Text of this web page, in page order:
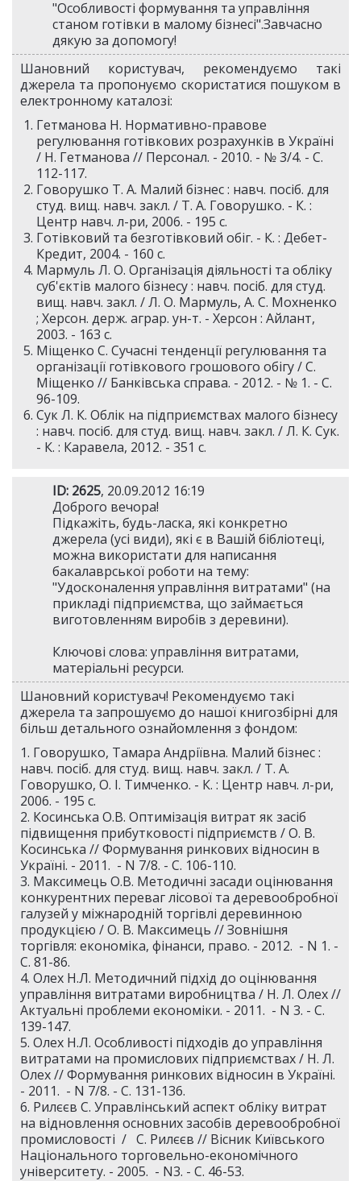
"Особливості формування та управління
станом готівки в малому бізнесі".Завчасно
дякую за допомогу!
Шановний користувач, рекомендуємо такі
джерела та пропонуємо скористатися пошуком в
електронному каталозі:
Гетманова Н. Нормативно-правове
регулювання готівкових розрахунків в Україні
/ Н. Гетманова // Персонал. - 2010. - № 3/4. - С.
112-117.
Говорушко Т. А. Малий бізнес : навч. посіб. для
студ. вищ. навч. закл. / Т. А. Говорушко. - К. :
Центр навч. л-ри, 2006. - 195 с.
Готівковий та безготівковий обіг. - К. : Дебет-
Кредит, 2004. - 160 c.
Мармуль Л. О. Організація діяльності та обліку
суб'єктів малого бізнесу : навч. посіб. для студ.
вищ. навч. закл. / Л. О. Мармуль, А. С. Мохненко
; Херсон. держ. аграр. ун-т. - Херсон : Айлант,
2003. - 163 с.
Міщенко С. Сучасні тенденції регулювання та
організації готівкового грошового обігу / С.
Міщенко // Банківська справа. - 2012. - № 1. - С.
96-109.
Сук Л. К. Облік на підприємствах малого бізнесу
: навч. посіб. для студ. вищ. навч. закл. / Л. К. Сук.
- К. : Каравела, 2012. - 351 с.
ID: 2625, 20.09.2012 16:19
Доброго вечора!
Підкажіть, будь-ласка, які конкретно
джерела (усі види), які є в Вашій бібліотеці,
можна використати для написання
бакалаврської роботи на тему:
"Удосконалення управління витратами" (на
прикладі підприємства, що займається
виготовленням виробів з деревини).
Ключові слова: управління витратами,
матеріальні ресурси.
Шановний користувач! Рекомендуємо такі
джерела та запрошуємо до нашої книгозбірні для
більш детального ознайомлення з фондом:
1. Говорушко, Тамара Андріївна. Малий бізнес :
навч. посіб. для студ. вищ. навч. закл. / Т. А.
Говорушко, О. І. Тимченко. - К. : Центр навч. л-ри,
2006. - 195 с.
2. Косинська О.В. Оптимізація витрат як засіб
підвищення прибутковості підприємств / О. В.
Косинська // Формування ринкових відносин в
Україні. - 2011. - N 7/8. - С. 106-110.
3. Максимець О.В. Методичні засади оцінювання
конкурентних переваг лісової та деревообробної
галузей у міжнародній торгівлі деревинною
продукцією / О. В. Максимець // Зовнішня
торгівля: економіка, фінанси, право. - 2012. - N 1. -
С. 81-86.
4. Олех Н.Л. Методичний підхід до оцінювання
управління витратами виробництва / Н. Л. Олех //
Актуальні проблеми економіки. - 2011. - N 3. - С.
139-147.
5. Олех Н.Л. Особливості підходів до управління
витратами на промислових підприємствах / Н. Л.
Олех // Формування ринкових відносин в Україні.
- 2011. - N 7/8. - С. 131-136.
6. Рилєєв С. Управлінський аспект обліку витрат
на відновлення основних засобів деревообробної
промисловості / С. Рилєєв // Вісник Київського
Національного торговельно-економічного
університету. - 2005. - N3. - С. 46-53.